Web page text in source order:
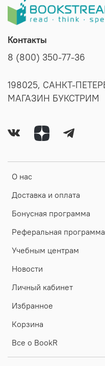
О нас
Доставка и оплата
Бонусная программа
Реферальная
Учебным центрам
Новости
Личный кабинет
Избранное
Корзина
Все о BookR
Контакты
8 (800) 350-77-36
198025, САНКТ-
МАГАЗИН БУКСТРИМ